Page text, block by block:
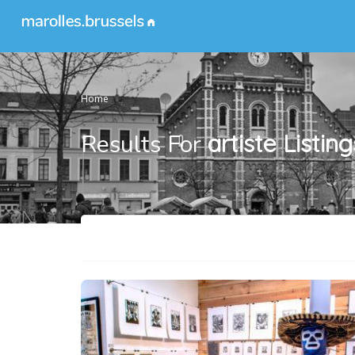
Home
Results Forartiste